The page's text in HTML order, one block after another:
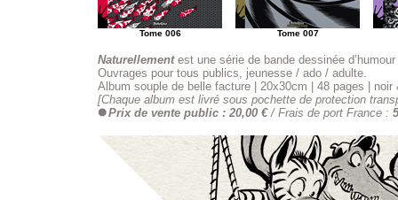
Tome 006 Tome 007
Naturellementest une série de bande dessinée
Ouvrages pour tous publics, jeunesse / ado / adulte.
Album souple de belle facture
20x30cm 48 pages
noir
[Chaque album est livré sous pochette de protection
Prix de vente public : 20,00 €/ Frais de port France :